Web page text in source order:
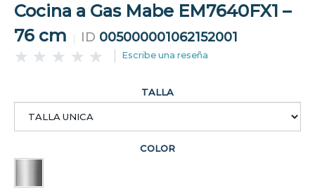
Cocina a Gas Mabe EM7640FX1 –
76 cm
ID 005000001062152001
Escribe una reseña
TALLA
COLOR